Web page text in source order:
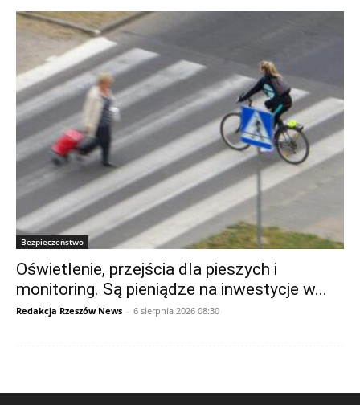
Bezpieczeństwo
Oświetlenie, przejścia dla pieszych i
monitoring. Są pieniądze na inwestycje w...
Redakcja Rzeszów News - 6 sierpnia 2026 08:30